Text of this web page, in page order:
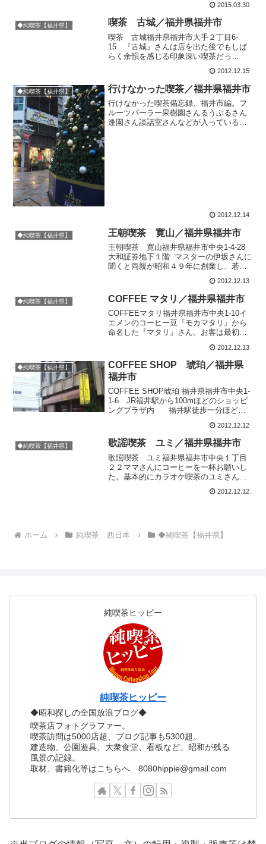
ー、とのことだったので再訪問すると無
事開いていました。ホッ。 ママさんは大
正8年3月31日生...
2015.03.30
◆純喫茶【福井県】 喫茶 古城／福井県福井市
喫茶 古城福井県福井市大手２丁目6-
15 『古城』さんは店を出た後でもしば
らく余韻を感じる印象深い喫茶だっ
を眺めたとき、いかにも歴史のありそう
な名前だと思い、行きたかった喫茶
店。 喫茶店ではあるが、...
2012.12.15
◆純喫茶【福井県】 行けなかった喫茶／福井県福井市
行けなかった喫茶備忘録、福井市編。フ
ルーツパーラー果樹園さんるうぶるさん
逢園さん談話室さんなどが入っているビ
2012.12.14
◆純喫茶【福井県】 王朝喫茶 寛山／福井県福井市
王朝喫茶 寛山福井県福井市中央1-4-28
大和証券地下１階 マスターの伊坂さんに
聞くと両親が昭和４９年に創業し、若く
和ゴージャス喫茶なんで、ゆっくり居た
かったのだけど、たまたま居合わせた女
性客...
2012.12.13
◆純喫茶【福井県】 COFFEE マタリ／福井県福井市
COFFEEマタリ福井県福井市中央1-10イ
エメンのコーヒー豆『モカマタリ』から
命名した『マタリ』さん。お客は最初誰
さんと話していた。ママさんは北海道旅
行に４～５回も来てくれていて、利尻礼
文にまで足を伸ば...
2012.12.13
◆純喫茶【福井県】
COFFEE SHOP 琥珀／福井県
福井市
COFFEE SHOP琥珀 福井県福井市中央1-
1-6 JR福井駅から100mほどのショッピ
ングプラザ内 福井駅徒歩一分ほどに
和４３年から続いてきたベテランで、店
内には創業者のママさんや、カウン...
2012.12.12
◆純喫茶【福井県】 歌謡喫茶 ユミ／福井県福井市
歌謡喫茶 ユミ福井県福井市中央１丁目
２２ママさんにコーヒーを一杯お願いし
た。基本的にカラオケ喫茶のユミさん。
2012.12.12
ホーム 純喫茶 西日本 ◆純喫茶【福井県】
純喫茶ヒッピー
純喫茶ヒッピー
◆昭和探しの全国放浪ブログ◆
喫茶店フォトグラファー。
喫茶訪問は5000店超、ブログ記事も5300超。
建造物、公園遊具、大衆食堂、看板など、昭和が残る
風景の記録。
取材、書籍化等はこちらへ 8080hippie@gmail.com